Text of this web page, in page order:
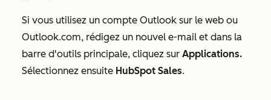
Si vous utilisez un compte Outlook sur le web ou
Outlook.com, rédigez un nouvel e-mail et dans la
barre d'outils principale, cliquez sur Applications.
Sélectionnez ensuite HubSpot Sales.